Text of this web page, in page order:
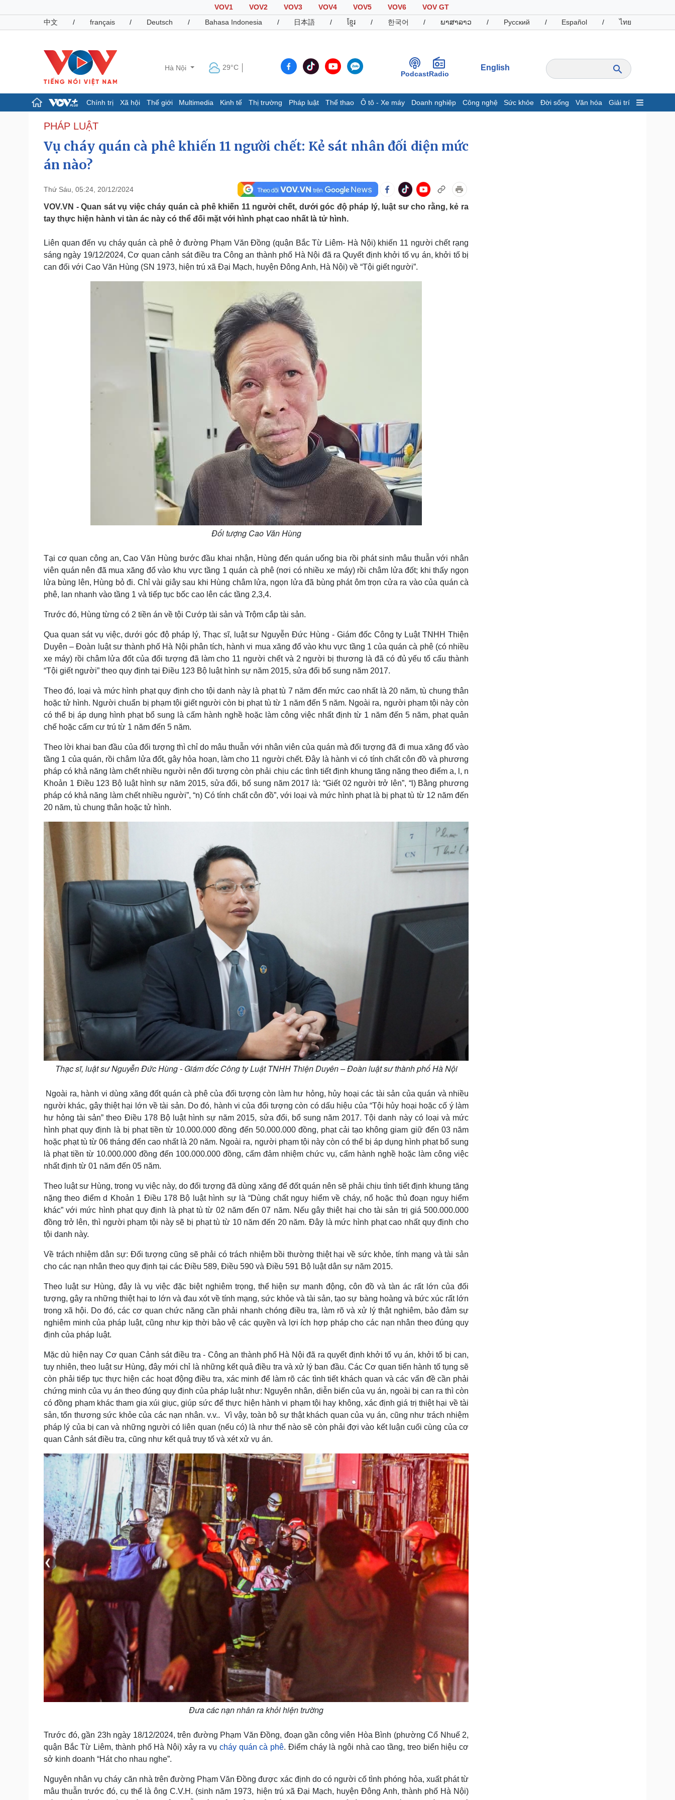
VOV1 VOV2 VOV3 VOV4 VOV5 VOV6
VOV GT
中文
/ français / Deutsch / Bahasa Indonesia / 日本語 / ខ្មែរ / 한국어 / ພາສາລາວ / Русский / Español / ไทย
Hà Nội 29°C
PodcastRadio
English
Chính trị Xã hội Thế giới Multimedia Kinh tế Thị trường Pháp luật Thể thao Ô tô - Xe máy Doanh nghiệp Công nghệ Sức khỏe Đời sống Văn hóa Giải trí
Chính trị
Tổ chức nhân sự
Quốc hội
Nhận diện sự thật
Dự báo thời tiết
Cuộc sống đó đây
Ảnh
Khởi nghiệp
Pháp luật
Vụ án
Tư vấn luật
Quân sự - Quốc phòng
Vũ khí
Phân tích
Thể thao
Bóng đá
Thế giới thể thao
eSports
Hậu trường
Ô tô - Xe máy
Ô tô
Tư vấn
Doanh nghiệp
Doanh nhân
Vì cộng đồng
Đời sống
Blog
Tình yêu - Gia đình
Văn hóa
Sân khấu - Điện ảnh
Văn học
Âm nhạc
Di sản
Giải trí
PHÁP LUẬT
Vụ cháy quán cà phê khiến 11 người chết: Kẻ sát nhân đối diện mức
án nào?
Thứ Sáu, 05:24, 20/12/2024
VOV.VN - Quan sát vụ việc cháy quán cà phê khiến 11 người chết, dưới góc độ pháp lý, luật sư cho rằng, kẻ ra
tay thực hiện hành vi tàn ác này có thể đối mặt với hình phạt cao nhất là tử hình.
Liên quan đến vụ cháy quán cà phê ở đường Phạm Văn Đồng (quận Bắc Từ Liêm- Hà Nội) khiến 11 người chết rạng
sáng ngày 19/12/2024, Cơ quan cảnh sát điều tra Công an thành phố Hà Nội đã ra Quyết định khởi tố vụ án, khởi tố bị
can đối với Cao Văn Hùng (SN 1973, hiện trú xã Đại Mạch, huyện Đông Anh, Hà Nội) về “Tội giết người”.
Đối tượng Cao Văn Hùng
Tại cơ quan công an, Cao Văn Hùng bước đầu khai nhận, Hùng đến quán uống bia rồi phát sinh mâu thuẫn với nhân
viên quán nên đã mua xăng đổ vào khu vực tầng 1 quán cà phê (nơi có nhiều xe máy) rồi châm lửa đốt; khi thấy ngọn
lửa bùng lên, Hùng bỏ đi. Chỉ vài giây sau khi Hùng châm lửa, ngọn lửa đã bùng phát ôm trọn cửa ra vào của quán cà
phê, lan nhanh vào tầng 1 và tiếp tục bốc cao lên các tầng 2,3,4.
Trước đó, Hùng từng có 2 tiền án về tội Cướp tài sản và Trộm cắp tài sản.
Qua quan sát vụ việc, dưới góc độ pháp lý, Thạc sĩ, luật sư Nguyễn Đức Hùng - Giám đốc Công ty Luật TNHH Thiện
Duyên – Đoàn luật sư thành phố Hà Nội phân tích, hành vi mua xăng đổ vào khu vực tầng 1 của quán cà phê (có nhiều
xe máy) rồi châm lửa đốt của đối tượng đã làm cho 11 người chết và 2 người bị thương là đã có đủ yếu tố cấu thành
“Tội giết người” theo quy định tại Điều 123 Bộ luật hình sự năm 2015, sửa đổi bổ sung năm 2017.
Theo đó, loại và mức hình phạt quy định cho tội danh này là phạt tù 7 năm đến mức cao nhất là 20 năm, tù chung thân
hoặc tử hình. Người chuẩn bị phạm tội giết người còn bị phạt tù từ 1 năm đến 5 năm. Ngoài ra, người phạm tội này còn
có thể bị áp dụng hình phạt bổ sung là cấm hành nghề hoặc làm công việc nhất định từ 1 năm đến 5 năm, phạt quản
chế hoặc cấm cư trú từ 1 năm đến 5 năm.
Theo lời khai ban đầu của đối tượng thì chỉ do mâu thuẫn với nhân viên của quán mà đối tượng đã đi mua xăng đổ vào
tầng 1 của quán, rồi châm lửa đốt, gây hỏa hoạn, làm cho 11 người chết. Đây là hành vi có tính chất côn đồ và phương
pháp có khả năng làm chết nhiều người nên đối tượng còn phải chịu các tình tiết định khung tăng nặng theo điểm a, l, n
Khoản 1 Điều 123 Bộ luật hình sự năm 2015, sửa đổi, bổ sung năm 2017 là: “Giết 02 người trở lên”, “l) Bằng phương
pháp có khả năng làm chết nhiều người”, “n) Có tính chất côn đồ”, với loại và mức hình phạt là bị phạt tù từ 12 năm đến
20 năm, tù chung thân hoặc tử hình.
Thạc sĩ, luật sư Nguyễn Đức Hùng - Giám đốc Công ty Luật TNHH Thiện Duyên – Đoàn luật sư thành phố Hà Nội
Ngoài ra, hành vi dùng xăng đốt quán cà phê của đối tượng còn làm hư hỏng, hủy hoại các tài sản của quán và nhiều
người khác, gây thiệt hại lớn về tài sản. Do đó, hành vi của đối tượng còn có dấu hiệu của “Tội hủy hoại hoặc cố ý làm
hư hỏng tài sản” theo Điều 178 Bộ luật hình sự năm 2015, sửa đổi, bổ sung năm 2017. Tội danh này có loại và mức
hình phạt quy định là bị phạt tiền từ 10.000.000 đồng đến 50.000.000 đồng, phạt cải tạo không giam giữ đến 03 năm
hoặc phạt tù từ 06 tháng đến cao nhất là 20 năm. Ngoài ra, người phạm tội này còn có thể bị áp dụng hình phạt bổ sung
là phạt tiền từ 10.000.000 đồng đến 100.000.000 đồng, cấm đảm nhiệm chức vụ, cấm hành nghề hoặc làm công việc
nhất định từ 01 năm đến 05 năm.
Theo luật sư Hùng, trong vụ việc này, do đối tượng đã dùng xăng để đốt quán nên sẽ phải chịu tình tiết định khung tăng
nặng theo điểm d Khoản 1 Điều 178 Bộ luật hình sự là “Dùng chất nguy hiểm về cháy, nổ hoặc thủ đoạn nguy hiểm
khác” với mức hình phạt quy định là phạt tù từ 02 năm đến 07 năm. Nếu gây thiệt hại cho tài sản trị giá 500.000.000
đồng trở lên, thì người phạm tội này sẽ bị phạt tù từ 10 năm đến 20 năm. Đây là mức hình phạt cao nhất quy định cho
tội danh này.
Về trách nhiệm dân sự: Đối tượng cũng sẽ phải có trách nhiệm bồi thường thiệt hại về sức khỏe, tính mạng và tài sản
cho các nạn nhân theo quy định tại các Điều 589, Điều 590 và Điều 591 Bộ luật dân sự năm 2015.
Theo luật sư Hùng, đây là vụ việc đặc biệt nghiêm trọng, thể hiện sự manh động, côn đồ và tàn ác rất lớn của đối
tượng, gây ra những thiệt hại to lớn và đau xót về tính mạng, sức khỏe và tài sản, tạo sự bàng hoàng và bức xúc rất lớn
trong xã hội. Do đó, các cơ quan chức năng cần phải nhanh chóng điều tra, làm rõ và xử lý thật nghiêm, bảo đảm sự
nghiêm minh của pháp luật, cũng như kịp thời bảo vệ các quyền và lợi ích hợp pháp cho các nạn nhân theo đúng quy
định của pháp luật.
Mặc dù hiện nay Cơ quan Cảnh sát điều tra - Công an thành phố Hà Nội đã ra quyết định khởi tố vụ án, khởi tố bị can,
tuy nhiên, theo luật sư Hùng, đây mới chỉ là những kết quả điều tra và xử lý ban đầu. Các Cơ quan tiến hành tố tụng sẽ
còn phải tiếp tục thực hiện các hoạt động điều tra, xác minh để làm rõ các tình tiết khách quan và các vấn đề cần phải
chứng minh của vụ án theo đúng quy định của pháp luật như: Nguyên nhân, diễn biến của vụ án, ngoài bị can ra thì còn
có đồng phạm khác tham gia xúi giục, giúp sức để thực hiện hành vi phạm tội hay không, xác định giá trị thiệt hại về tài
sản, tổn thương sức khỏe của các nạn nhân. v.v.. Vì vậy, toàn bộ sự thật khách quan của vụ án, cũng như trách nhiệm
pháp lý của bị can và những người có liên quan (nếu có) là như thế nào sẽ còn phải đợi vào kết luận cuối cùng của cơ
quan Cảnh sát điều tra, cũng như kết quả truy tố và xét xử vụ án.
Đưa các nạn nhân ra khỏi hiện trường
Trước đó, gần 23h ngày 18/12/2024, trên đường Phạm Văn Đồng, đoạn gần công viên Hòa Bình (phường Cổ Nhuế 2,
quận Bắc Từ Liêm, thành phố Hà Nội) xảy ra vụ cháy quán cà phê. Điểm cháy là ngôi nhà cao tầng, treo biển hiệu cơ
sở kinh doanh “Hát cho nhau nghe”.
Nguyên nhân vụ cháy căn nhà trên đường Phạm Văn Đồng được xác định do có người cố tình phóng hỏa, xuất phát từ
mâu thuẫn trước đó, cụ thể là ông C.V.H. (sinh năm 1973, hiện trú xã Đại Mạch, huyện Đông Anh, thành phố Hà Nội)